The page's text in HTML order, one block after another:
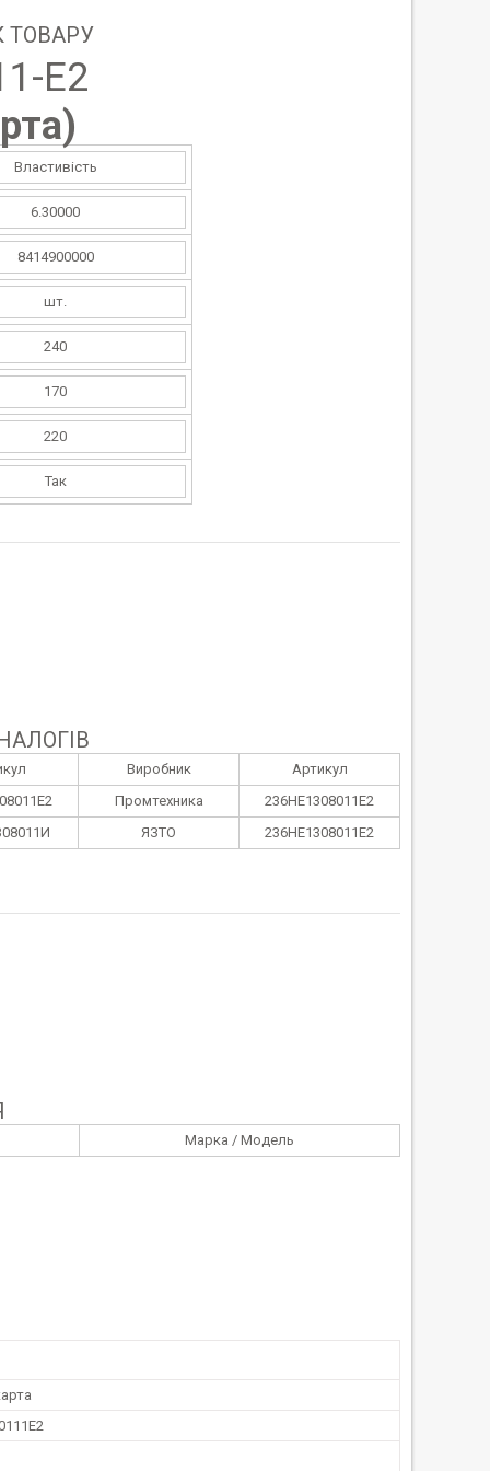
ТОВАРУ
Е2
)
Властивість
6.30000
8414900000
шт.
240
170
220
Так
Виробник
Артикул
Промтехника
236НЕ1308011Е2
ЯЗТО 236НЕ1308011Е2
Марка / Модель